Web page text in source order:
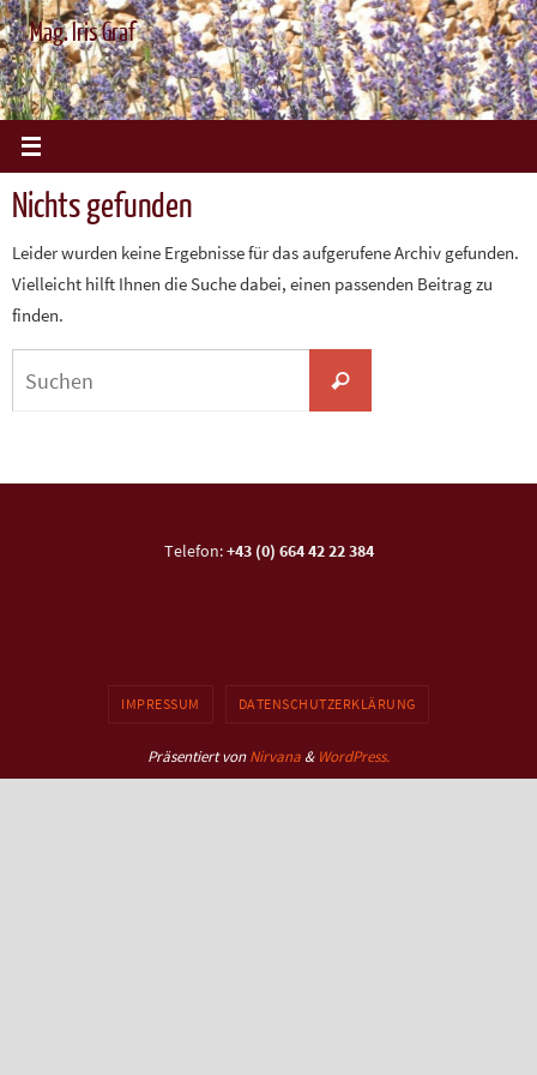
Zum
Inhalt
springen
Mag. Iris Graf
Nichts gefunden
Leider wurden keine Ergebnisse für das aufgerufene Archiv gefunden.
Vielleicht hilft Ihnen die Suche dabei, einen passenden Beitrag zu
finden.
Suchen
Telefon:+43 (0) 664 42 22 384
IMPRESSUM DATENSCHUTZERKLÄRUNG
Präsentiert vonNirvana & WordPress.